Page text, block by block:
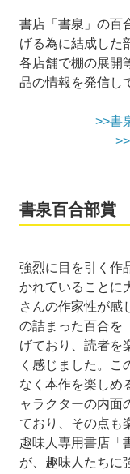
書店「書泉」の百
げる為に結成した
各店舗で棚の展開
品の情報を発信し
>>書
書泉百合部賞
強烈に目を引く作
かれていることに
さんの作家性が感
の詰まった百合を
げており、読者を
く感じました。こ
なく本作を楽しめ
ャラクターの内面
ており、その点も
趣味人専用書店「
が、趣味人たちに